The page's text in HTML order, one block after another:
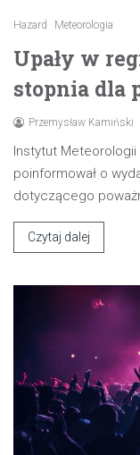
Hazard Meteorologia
Upały w
stopnia dla
Przemysław Kamiński
Instytut
poinformował o
dotyczącego
Czytaj dalej